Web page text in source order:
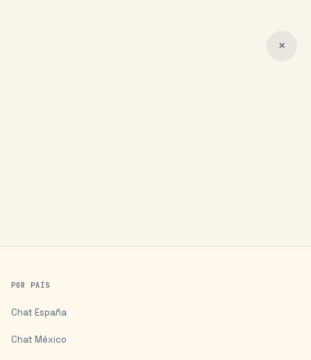
✕
POR PAÍS
Chat España
Chat México